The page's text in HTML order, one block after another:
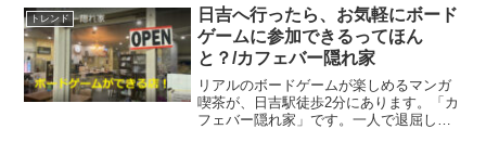
で、神事芸能や行列などが24時間にわた
り奉納される伝統行...
トレンド
日吉へ行ったら、お気軽にボード
ゲームに参加できるってほん
と？/カフェバー隠れ家
リアルのボードゲームが楽しめるマンガ
喫茶が、日吉駅徒歩2分にあります。「カ
フェバー隠れ家」です。一人で退屈して